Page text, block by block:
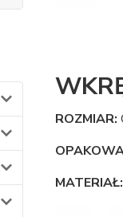
ROZMIAR:
MATERIAŁ: